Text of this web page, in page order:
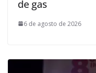
de gas
6 de agosto de 2026